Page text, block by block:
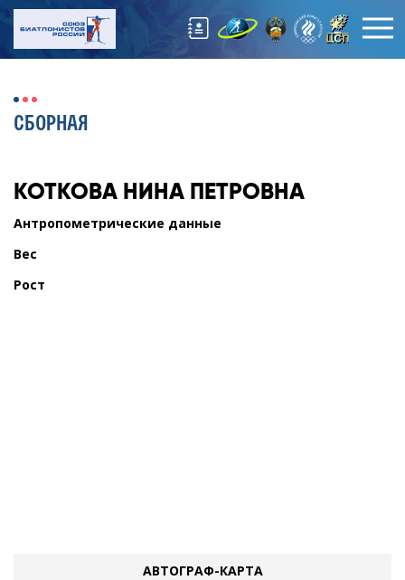
СБОРНАЯ
КОТКОВА НИНА ПЕТРОВНА
Антропометрические данные
Вес
Рост
АВТОГРАФ-КАРТА